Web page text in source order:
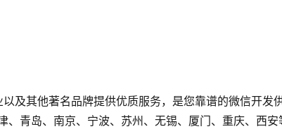
及其他著名品牌提供优质服务，是您靠谱的微信开发
青岛、南京、宁波、苏州、无锡、厦门、重庆、西安